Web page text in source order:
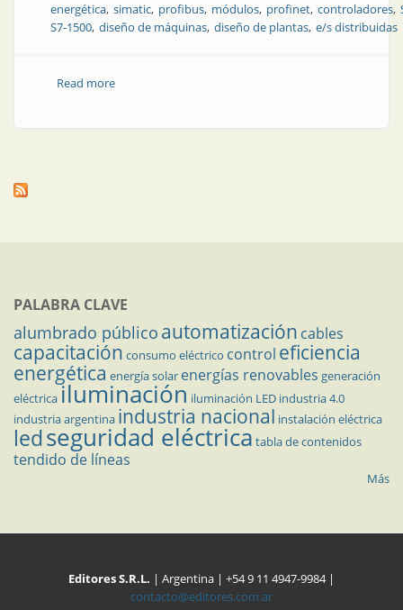
energética simatic profibus módulos profinet controladores
S7-1500 diseño de máquinas diseño de plantas e/s distribuidas
Read moreabout Producto | Módulos de E/S distribuidas con un
PALABRA CLAVE
alumbrado público automatización cables
capacitación consumo eléctrico control eficiencia
energética energía solar energías renovables generación
eléctricailuminación iluminación LED industria 4.0
industria argentina industria nacional instalación eléctrica
ledseguridad eléctrica tabla de contenidos
tendido de líneas
Más
Editores S.R.L. | Argentina | +54 9 11 4947-9984 |
contacto@editores.com.ar